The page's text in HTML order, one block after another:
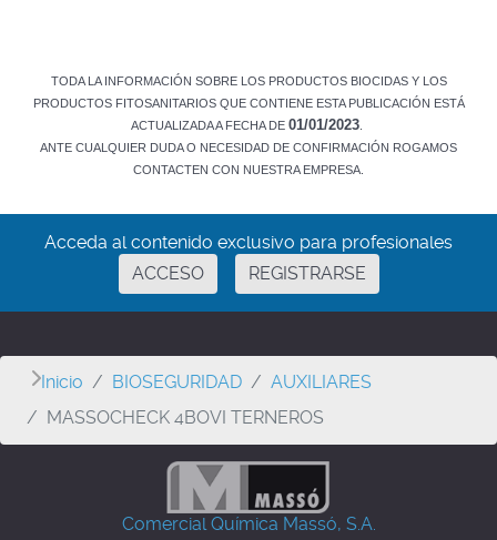
TODA LA INFORMACIÓN SOBRE LOS PRODUCTOS BIOCIDAS Y LOS
PRODUCTOS FITOSANITARIOS QUE CONTIENE ESTA PUBLICACIÓN ESTÁ
ACTUALIZADA A FECHA DE 01/01/2023
ANTE CUALQUIER DUDA O NECESIDAD DE CONFIRMACIÓN ROGAMOS
CONTACTEN CON NUESTRA EMPRESA.
Acceda al contenido exclusivo para profesionales
ACCESO
REGISTRARSE
Inicio BIOSEGURIDAD
AUXILIARES
MASSOCHECK 4BOVI TERNEROS
Comercial Química Massó, S.A.